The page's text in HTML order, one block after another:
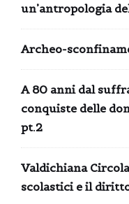
un’antropologia
Archeo-
A 80 anni dal
conquiste delle
pt.2
Valdichiana
scolastici e il